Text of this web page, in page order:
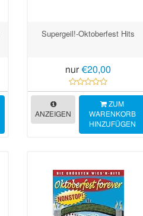
Supergeil!-Oktoberfest Hits
nur €20,00
ANZEIGEN
ZUM
WARENKORB
HINZUFÜGEN